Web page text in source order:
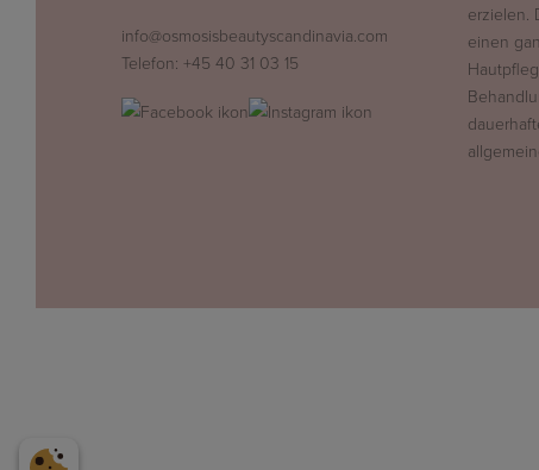
info@osmosisbeautyscandinavia.com
Telefon: +45 40 31 03 15
erzielen.
einen